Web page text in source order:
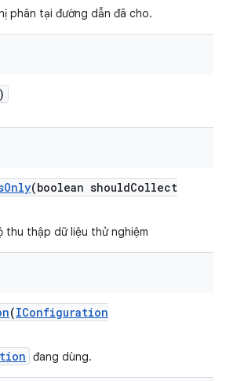
phân tại đường dẫn đã cho.
Only(boolean shouldCollect
thu thập dữ liệu thử nghiệm
(IConfiguration
đang dùng.